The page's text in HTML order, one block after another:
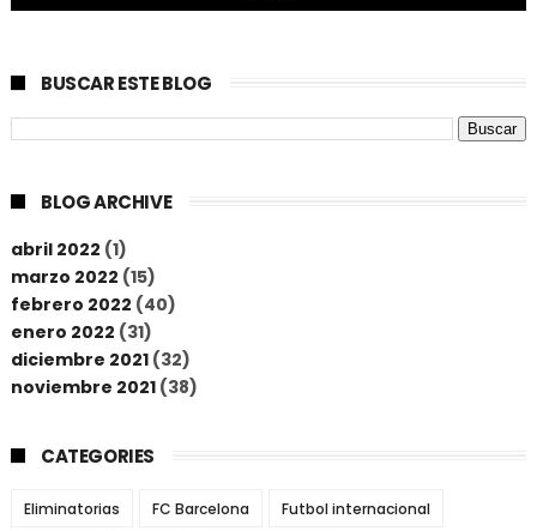
BUSCAR ESTE BLOG
BLOG ARCHIVE
abril 2022 (1)
marzo 2022 (15)
febrero 2022 (40)
enero 2022 (31)
diciembre 2021(32)
noviembre 2021(38)
CATEGORIES
Eliminatorias FC Barcelona Futbol internacional